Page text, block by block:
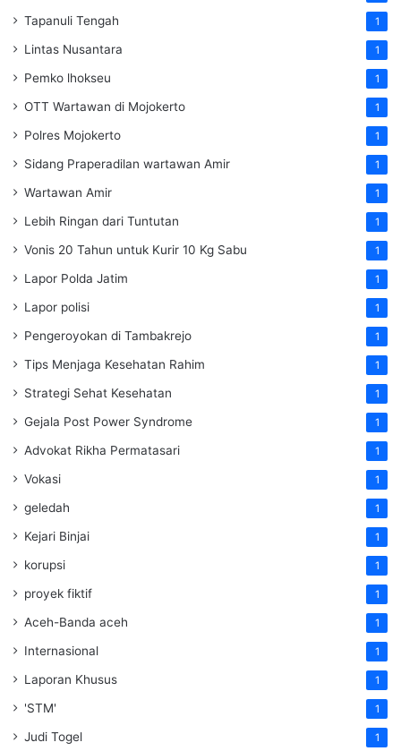
Tapanuli Tengah 1
Lintas Nusantara 1
Pemko lhokseu 1
OTT Wartawan di Mojokerto 1
Polres Mojokerto 1
Sidang Praperadilan wartawan Amir 1
Wartawan Amir 1
Lebih Ringan dari Tuntutan 1
Vonis 20 Tahun untuk Kurir 10 Kg Sabu 1
Lapor Polda Jatim 1
Lapor polisi 1
Pengeroyokan di Tambakrejo 1
Tips Menjaga Kesehatan Rahim 1
Strategi Sehat Kesehatan 1
Gejala Post Power Syndrome 1
Advokat Rikha Permatasari 1
Vokasi 1
geledah 1
Kejari Binjai 1
korupsi 1
proyek fiktif 1
Aceh-Banda aceh 1
Internasional 1
Laporan Khusus 1
'STM' 1
Judi Togel 1